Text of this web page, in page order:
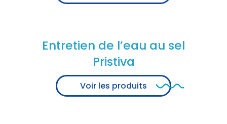
Entretien de l’eau au sel
Pristiva
Voir les produits